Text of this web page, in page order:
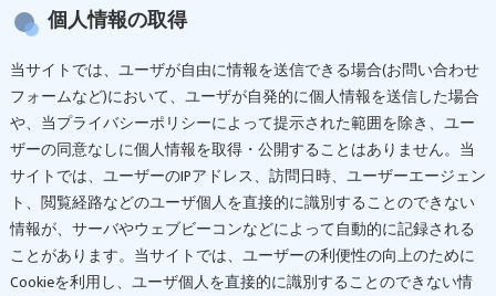
個人情報の取得
当サイトでは、ユーザが自由に情報を送信できる場合(お問い合わせ
フォームなど)において、ユーザが自発的に個人情報を送信した場合
や、当プライバシーポリシーによって提示された範囲を除き、ユー
ザーの同意なしに個人情報を取得・公開することはありません。当
サイトでは、ユーザーのIPアドレス、訪問日時、ユーザーエージェン
ト、閲覧経路などのユーザ個人を直接的に識別することのできない
情報が、サーバやウェブビーコンなどによって自動的に記録される
ことがあります。当サイトでは、ユーザーの利便性の向上のために
Cookieを利用し、ユーザ個人を直接的に識別することのできない情